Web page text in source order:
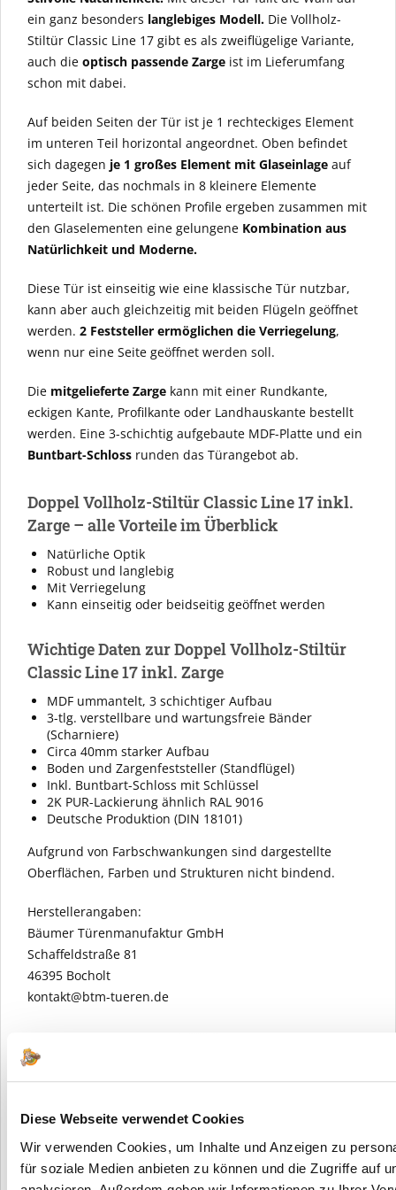
Diese Webseite verwendet Cookies
Wir verwenden Cookies, um Inhalte und Anzeigen zu
für soziale Medien anbieten zu können und die Zugriffe auf
ein ganz besonders langlebiges Modell. Die Vollholz-
Stiltür Classic Line 17 gibt es als zweiflügelige Variante,
auch die optisch passende Zarge ist im Lieferumfang
schon mit dabei.
Auf beiden Seiten der Tür ist je 1 rechteckiges Element
im unteren Teil horizontal angeordnet. Oben befindet
sich dagegen je 1 großes Element mit Glaseinlage auf
jeder Seite, das nochmals in 8 kleinere Elemente
unterteilt ist. Die schönen Profile ergeben zusammen mit
den Glaselementen eine gelungene Kombination aus
Natürlichkeit und Moderne.
Diese Tür ist einseitig wie eine klassische Tür nutzbar,
kann aber auch gleichzeitig mit beiden Flügeln geöffnet
werden. 2 Feststeller ermöglichen die Verriegelung,
wenn nur eine Seite geöffnet werden soll.
Die mitgelieferte Zarge kann mit einer Rundkante,
eckigen Kante, Profilkante oder Landhauskante bestellt
werden. Eine 3-schichtig aufgebaute MDF-Platte und ein
Buntbart-Schloss runden das Türangebot ab.
Doppel Vollholz-Stiltür Classic Line 17 inkl.
Zarge – alle Vorteile im Überblick
Natürliche Optik
Robust und langlebig
Mit Verriegelung
Kann einseitig oder beidseitig geöffnet werden
Wichtige Daten zur Doppel Vollholz-Stiltür
Classic Line 17 inkl. Zarge
MDF ummantelt, 3 schichtiger Aufbau
3-tlg. verstellbare und wartungsfreie Bänder
(Scharniere)
Circa 40mm starker Aufbau
Boden und Zargenfeststeller (Standflügel)
Inkl. Buntbart-Schloss mit Schlüssel
2K PUR-Lackierung ähnlich RAL 9016
Deutsche Produktion (DIN 18101)
Aufgrund von Farbschwankungen sind dargestellte
Oberflächen, Farben und Strukturen nicht bindend.
Herstellerangaben:
Bäumer Türenmanufaktur GmbH
Schaffeldstraße 81
46395 Bocholt
kontakt@btm-tueren.de